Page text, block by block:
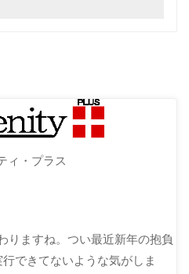
ィ・プラス
りますね。つい最近新年の抱負
できてないような気がしま